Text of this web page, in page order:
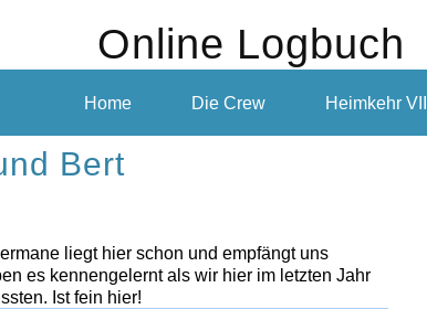
Online Logbuch
Home Die Crew Heimkehr VII
Bert
liegt hier schon und empfängt uns
es kennengelernt als wir hier im letzten Jahr
Ist fein hier!